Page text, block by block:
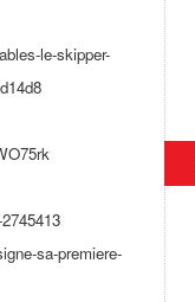
le-skipper-
sa-premiere-